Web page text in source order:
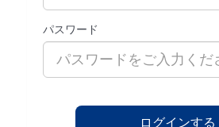
パスワード